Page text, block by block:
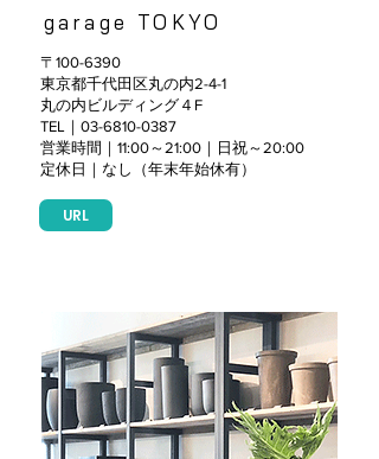
garage TOKYO
〒100-6390
東京都千代田区丸の内2-4-1
丸の内ビルディング４F
TEL｜03-6810-0387
営業時間｜11:00～21:00｜日祝～20:00
定休日｜なし（年末年始休有）
URL